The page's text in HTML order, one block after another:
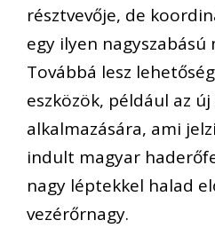
résztvevője, de
egy ilyen nagyszabású
Továbbá lesz
eszközök, például az
alkalmazására, ami
indult magyar
nagy léptekkel halad
vezérőrnagy.